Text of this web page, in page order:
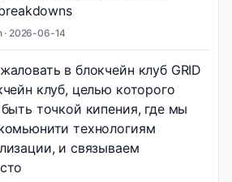
2026-06-14
в блокчейн клуб GRID
клуб, целью которого
точкой кипения, где мы
технологиям
и связываем